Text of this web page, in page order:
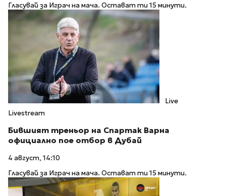
Гласувай за Играч на мача. Остават ти 15 минути.
Live
Livestream
Бившият треньор на Спартак Варна
официално пое отбор в Дубай
4 август, 14:10
Гласувай за Играч на мача. Остават ти 15 минути.